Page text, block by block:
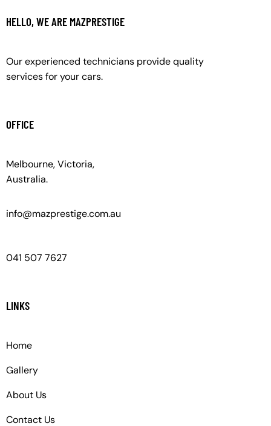
HELLO, WE ARE MAZPRESTIGE
Our experienced technicians provide quality
services for your cars.
OFFICE
Melbourne, Victoria,
Australia.
info@mazprestige.com.au
041 507 7627
LINKS
Home
Gallery
About Us
Contact Us